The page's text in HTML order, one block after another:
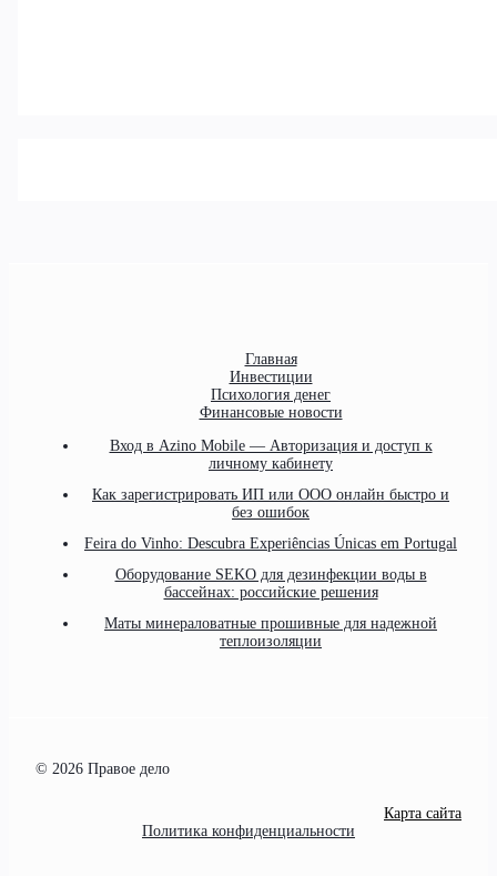
Главная
Инвестиции
Психология денег
Финансовые новости
Вход в Azino Mobile — Авторизация и доступ к
личному кабинету
Как зарегистрировать ИП или ООО онлайн быстро и
без ошибок
Feira do Vinho: Descubra Experiências Únicas em Portugal
Оборудование SEKO для дезинфекции воды в
бассейнах: российские решения
Маты минераловатные прошивные для надежной
теплоизоляции
© 2026 Правое дело
Карта сайта
Политика конфиденциальности